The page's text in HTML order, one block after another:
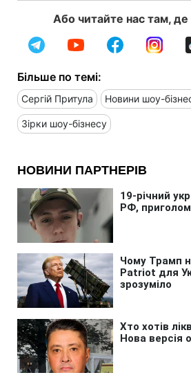
Або читайте нас там, де
Більше по темі:
Сергій Притула Новини шоу-
Зірки шоу-бізнесу